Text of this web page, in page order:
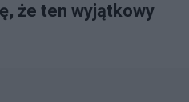
że ten wyjątkowy